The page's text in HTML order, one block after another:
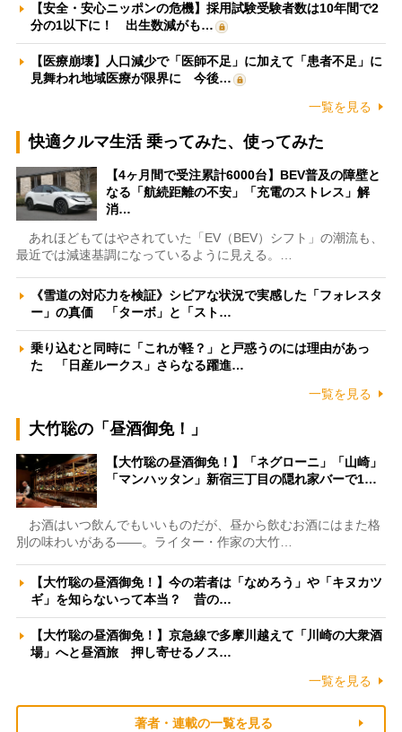
【安全・安心ニッポンの危機】採用試験受験者数は10年間で2
分の1以下に！ 出生数減がも…
【医療崩壊】人口減少で「医師不足」に加えて「患者不足」に
見舞われ地域医療が限界に 今後…
一覧を見る
快適クルマ生活 乗ってみた、使ってみた
【4ヶ月間で受注累計6000台】BEV普及の障壁と
なる「航続距離の不安」「充電のストレス」解
消…
あれほどもてはやされていた「EV（BEV）シフト」の潮流も、
最近では減速基調になっているように見える。…
《雪道の対応力を検証》シビアな状況で実感した「フォレスタ
ー」の真価 「ターボ」と「スト…
乗り込むと同時に「これが軽？」と戸惑うのには理由があっ
た 「日産ルークス」さらなる躍進…
一覧を見る
大竹聡の「昼酒御免！」
【大竹聡の昼酒御免！】「ネグローニ」「山崎」
「マンハッタン」新宿三丁目の隠れ家バーで1…
お酒はいつ飲んでもいいものだが、昼から飲むお酒にはまた格
別の味わいがある――。ライター・作家の大竹…
【大竹聡の昼酒御免！】今の若者は「なめろう」や「キヌカツ
ギ」を知らないって本当？ 昔の…
【大竹聡の昼酒御免！】京急線で多摩川越えて「川崎の大衆酒
場」へと昼酒旅 押し寄せるノス…
一覧を見る
著者・連載の一覧を見る